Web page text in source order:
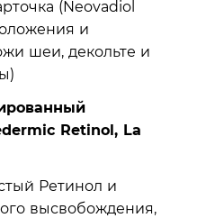
Retinol, La
Ретинол и
высвобождения,